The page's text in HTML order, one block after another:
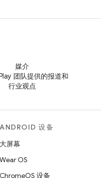
媒介
团队提供的报道和
行业观点
ANDROID 设备
大屏幕
Wear OS
ChromeOS 设备